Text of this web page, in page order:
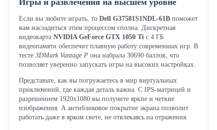
Если вы любите играть, то Dell G37581S1NDL-61Bпоможет
вам насладиться этим процессом сполна. Дискретная
видеокарта NVIDIA GeForce GTX 1050 Ti с 4 ГБ
видеопамяти обеспечит плавную работу современных игр. В
тесте 3DMark Vantage Pона набрала 30690 баллов, что
позволяет уверенно запускать игры на высоких настройках.
Представьте, как вы погружаетесь в мир виртуальных
приключений, где каждая деталь важна. С IPS-матрицей и
разрешением 1920x1080 вы получите яркие и четкие
изображения. А антибликовое покрытие экрана позволит
работать даже в ярком свете, не отвлекаясь на отражения.